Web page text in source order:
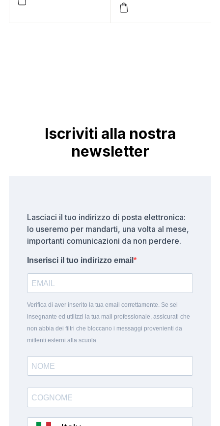
Iscriviti alla nostra
newsletter
Lasciaci il tuo indirizzo di posta elettronica:
lo useremo per mandarti, una volta al mese,
importanti comunicazioni da non perdere.
Inserisci il tuo indirizzo email
Verifica di aver inserito la tua email correttamente. Se sei
insegnante ed utilizzi la tua mail professionale, assicurati che
non abbia dei filtri che bloccano i messaggi provenienti da
mittenti esterni alla scuola.